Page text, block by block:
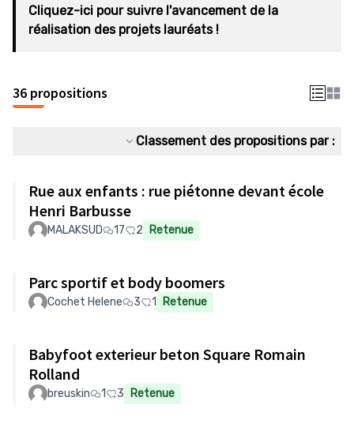
Cliquez-ici pour suivre l'avancement de la
réalisation des projets lauréats !
36 propositions
Classement des propositions par :
Rue aux enfants : rue piétonne devant école
Henri Barbusse
MALAKSUD 17 2 Retenue
Parc sportif et body boomers
Cochet Helene 3 1 Retenue
Babyfoot exterieur beton Square Romain
Rolland
breuskin 1 3 Retenue